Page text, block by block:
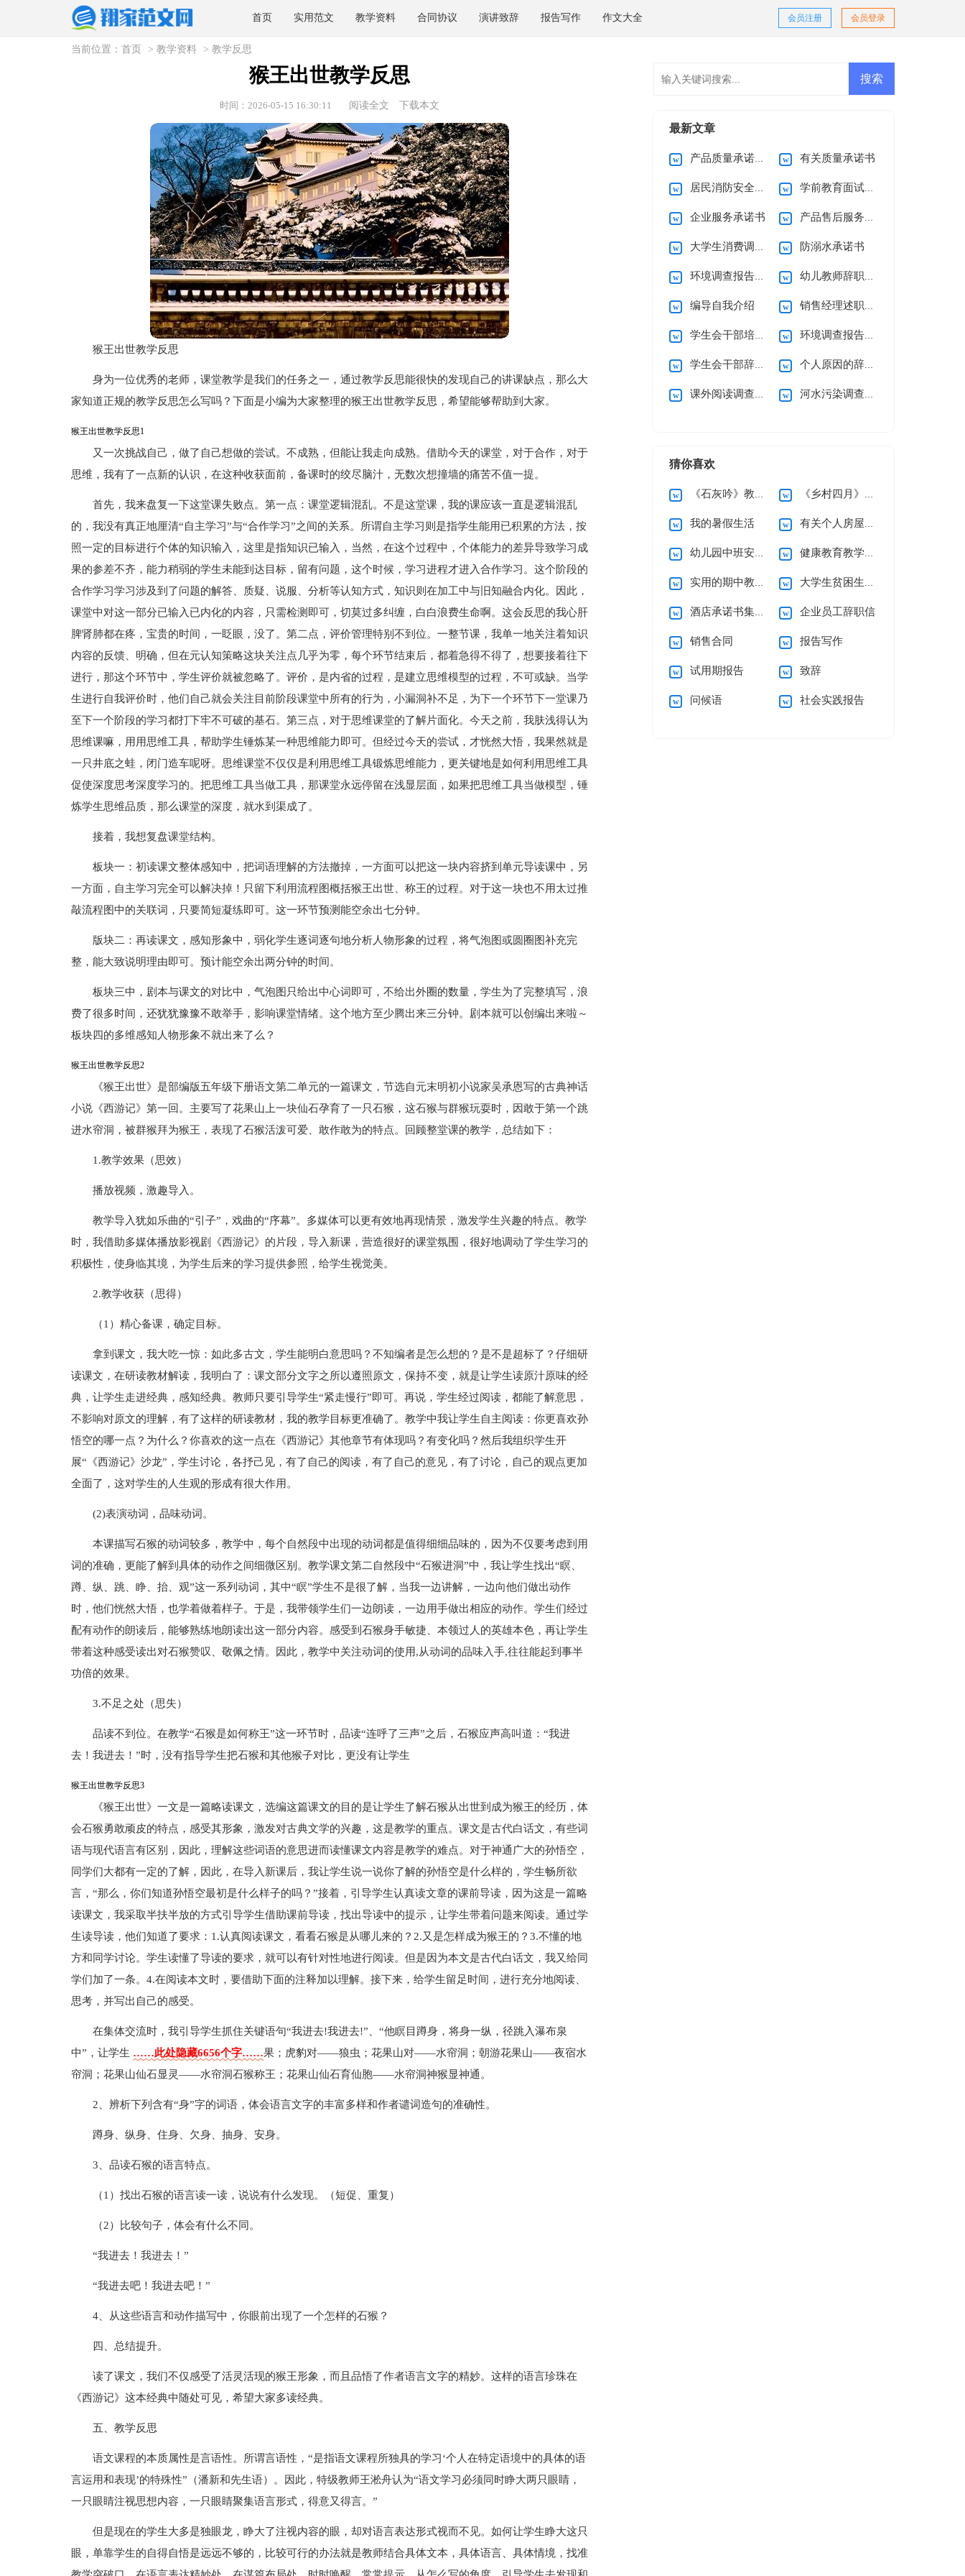
首页 实用范文 教学资料 合同协议 演讲致辞 报告写作 作文大全 会员登录
会员注册
当前位置： 首页 > 教学资料 > 教学反思
猴王出世教学反思
时间：2026-05-15 16:30:11 阅读全文 下载本文
猴王出世教学反思
身为一位优秀的老师，课堂教学是我们的任务之一，通过教学反思能很快的发现自己的讲课缺点，那么大
家知道正规的教学反思怎么写吗？下面是小编为大家整理的猴王出世教学反思，希望能够帮助到大家。
猴王出世教学反思1
又一次挑战自己，做了自己想做的尝试。不成熟，但能让我走向成熟。借助今天的课堂，对于合作，对于
思维，我有了一点新的认识，在这种收获面前，备课时的绞尽脑汁，无数次想撞墙的痛苦不值一提。
首先，我来盘复一下这堂课失败点。第一点：课堂逻辑混乱。不是这堂课，我的课应该一直是逻辑混乱
的，我没有真正地厘清“自主学习”与“合作学习”之间的关系。所谓自主学习则是指学生能用已积累的方法，按
照一定的目标进行个体的知识输入，这里是指知识已输入，当然，在这个过程中，个体能力的差异导致学习成
果的参差不齐，能力稍弱的学生未能到达目标，留有问题，这个时候，学习进程才进入合作学习。这个阶段的
合作学习学习涉及到了问题的解答、质疑、说服、分析等认知方式，知识则在加工中与旧知融合内化。因此，
课堂中对这一部分已输入已内化的内容，只需检测即可，切莫过多纠缠，白白浪费生命啊。这会反思的我心肝
脾肾肺都在疼，宝贵的时间，一眨眼，没了。第二点，评价管理特别不到位。一整节课，我单一地关注着知识
内容的反馈、明确，但在元认知策略这块关注点几乎为零，每个环节结束后，都着急得不得了，想要接着往下
进行，那这个环节中，学生评价就被忽略了。评价，是内省的过程，是建立思维模型的过程，不可或缺。当学
生进行自我评价时，他们自己就会关注目前阶段课堂中所有的行为，小漏洞补不足，为下一个环节下一堂课乃
至下一个阶段的学习都打下牢不可破的基石。第三点，对于思维课堂的了解片面化。今天之前，我肤浅得认为
思维课嘛，用用思维工具，帮助学生锤炼某一种思维能力即可。但经过今天的尝试，才恍然大悟，我果然就是
一只井底之蛙，闭门造车呢呀。思维课堂不仅仅是利用思维工具锻炼思维能力，更关键地是如何利用思维工具
促使深度思考深度学习的。把思维工具当做工具，那课堂永远停留在浅显层面，如果把思维工具当做模型，锤
炼学生思维品质，那么课堂的深度，就水到渠成了。
接着，我想复盘课堂结构。
板块一：初读课文整体感知中，把词语理解的方法撤掉，一方面可以把这一块内容挤到单元导读课中，另
一方面，自主学习完全可以解决掉！只留下利用流程图概括猴王出世、称王的过程。对于这一块也不用太过推
敲流程图中的关联词，只要简短凝练即可。这一环节预测能空余出七分钟。
版块二：再读课文，感知形象中，弱化学生逐词逐句地分析人物形象的过程，将气泡图或圆圈图补充完
整，能大致说明理由即可。预计能空余出两分钟的时间。
板块三中，剧本与课文的对比中，气泡图只给出中心词即可，不给出外圈的数量，学生为了完整填写，浪
费了很多时间，还犹犹豫豫不敢举手，影响课堂情绪。这个地方至少腾出来三分钟。剧本就可以创编出来啦～
板块四的多维感知人物形象不就出来了么？
猴王出世教学反思2
《猴王出世》是部编版五年级下册语文第二单元的一篇课文，节选自元末明初小说家吴承恩写的古典神话
小说《西游记》第一回。主要写了花果山上一块仙石孕育了一只石猴，这石猴与群猴玩耍时，因敢于第一个跳
进水帘洞，被群猴拜为猴王，表现了石猴活泼可爱、敢作敢为的特点。回顾整堂课的教学，总结如下：
1.教学效果（思效）
播放视频，激趣导入。
教学导入犹如乐曲的“引子”，戏曲的“序幕”。多媒体可以更有效地再现情景，激发学生兴趣的特点。教学
时，我借助多媒体播放影视剧《西游记》的片段，导入新课，营造很好的课堂氛围，很好地调动了学生学习的
积极性，使身临其境，为学生后来的学习提供参照，给学生视觉美。
2.教学收获（思得）
（1）精心备课，确定目标。
拿到课文，我大吃一惊：如此多古文，学生能明白意思吗？不知编者是怎么想的？是不是超标了？仔细研
读课文，在研读教材解读，我明白了：课文部分文字之所以遵照原文，保持不变，就是让学生读原汁原味的经
典，让学生走进经典，感知经典。教师只要引导学生“紧走慢行”即可。再说，学生经过阅读，都能了解意思，
不影响对原文的理解，有了这样的研读教材，我的教学目标更准确了。教学中我让学生自主阅读：你更喜欢孙
悟空的哪一点？为什么？你喜欢的这一点在《西游记》其他章节有体现吗？有变化吗？然后我组织学生开
展“《西游记》沙龙”，学生讨论，各抒己见，有了自己的阅读，有了自己的意见，有了讨论，自己的观点更加
全面了，这对学生的人生观的形成有很大作用。
(2)表演动词，品味动词。
本课描写石猴的动词较多，教学中，每个自然段中出现的动词都是值得细细品味的，因为不仅要考虑到用
词的准确，更能了解到具体的动作之间细微区别。教学课文第二自然段中“石猴进洞”中，我让学生找出“瞑、
蹲、纵、跳、睁、抬、观”这一系列动词，其中“瞑”学生不是很了解，当我一边讲解，一边向他们做出动作
时，他们恍然大悟，也学着做着样子。于是，我带领学生们一边朗读，一边用手做出相应的动作。学生们经过
配有动作的朗读后，能够熟练地朗读出这一部分内容。感受到石猴身手敏捷、本领过人的英雄本色，再让学生
带着这种感受读出对石猴赞叹、敬佩之情。因此，教学中关注动词的使用,从动词的品味入手,往往能起到事半
功倍的效果。
3.不足之处（思失）
品读不到位。在教学“石猴是如何称王”这一环节时，品读“连呼了三声”之后，石猴应声高叫道：“我进
去！我进去！”时，没有指导学生把石猴和其他猴子对比，更没有让学生
猴王出世教学反思3
《猴王出世》一文是一篇略读课文，选编这篇课文的目的是让学生了解石猴从出世到成为猴王的经历，体
会石猴勇敢顽皮的特点，感受其形象，激发对古典文学的兴趣，这是教学的重点。课文是古代白话文，有些词
语与现代语言有区别，因此，理解这些词语的意思进而读懂课文内容是教学的难点。对于神通广大的孙悟空，
同学们大都有一定的了解，因此，在导入新课后，我让学生说一说你了解的孙悟空是什么样的，学生畅所欲
言，“那么，你们知道孙悟空最初是什么样子的吗？”接着，引导学生认真读文章的课前导读，因为这是一篇略
读课文，我采取半扶半放的方式引导学生借助课前导读，找出导读中的提示，让学生带着问题来阅读。通过学
生读导读，他们知道了要求：1.认真阅读课文，看看石猴是从哪儿来的？2.又是怎样成为猴王的？3.不懂的地
方和同学讨论。学生读懂了导读的要求，就可以有针对性地进行阅读。但是因为本文是古代白话文，我又给同
学们加了一条。4.在阅读本文时，要借助下面的注释加以理解。接下来，给学生留足时间，进行充分地阅读、
思考，并写出自己的感受。
在集体交流时，我引导学生抓住关键语句“我进去!我进去!”、“他瞑目蹲身，将身一纵，径跳入瀑布泉
中”，让学生 ……此处隐藏6656个字……果；虎豹对——狼虫；花果山对——水帘洞；朝游花果山——夜宿水
帘洞；花果山仙石显灵——水帘洞石猴称王；花果山仙石育仙胞——水帘洞神猴显神通。
2、辨析下列含有“身”字的词语，体会语言文字的丰富多样和作者谴词造句的准确性。
蹲身、纵身、住身、欠身、抽身、安身。
3、品读石猴的语言特点。
（1）找出石猴的语言读一读，说说有什么发现。（短促、重复）
（2）比较句子，体会有什么不同。
“我进去！我进去！”
“我进去吧！我进去吧！”
4、从这些语言和动作描写中，你眼前出现了一个怎样的石猴？
四、总结提升。
读了课文，我们不仅感受了活灵活现的猴王形象，而且品悟了作者语言文字的精妙。这样的语言珍珠在
《西游记》这本经典中随处可见，希望大家多读经典。
五、教学反思
语文课程的本质属性是言语性。所谓言语性，“是指语文课程所独具的学习‘个人在特定语境中的具体的语
言运用和表现’的特殊性”（潘新和先生语）。因此，特级教师王淞舟认为“语文学习必须同时睁大两只眼睛，
一只眼睛注视思想内容，一只眼睛聚集语言形式，得意又得言。”
但是现在的学生大多是独眼龙，睁大了注视内容的眼，却对语言表达形式视而不见。如何让学生睁大这只
眼，单靠学生的自得自悟是远远不够的，比较可行的办法就是教师结合具体文本，具体语言、具体情境，找准
最新文章
产品质量承诺书15篇 有关质量承诺书
居民消防安全的承诺书 学前教育面试自我介绍
企业服务承诺书 产品售后服务承诺书(15篇)
大学生消费调查报告 防溺水承诺书
环境调查报告(集合15篇) 幼儿教师辞职信15篇
编导自我介绍 销售经理述职报告
学生会干部培训心得体会 环境调查报告(通用15篇)
学生会干部辞职申请书 个人原因的辞职信
课外阅读调查报告15篇 河水污染调查报告
猜你喜欢
《石灰吟》教案5篇 《乡村四月》说课稿
我的暑假生活 有关个人房屋租赁合同范文10篇
幼儿园中班安全工作计划 健康教育教学计划
实用的期中教学总结3篇 大学生贫困生助学金申请书
酒店承诺书集锦六篇 企业员工辞职信
销售合同 报告写作
试用期报告 致辞
问候语 社会实践报告